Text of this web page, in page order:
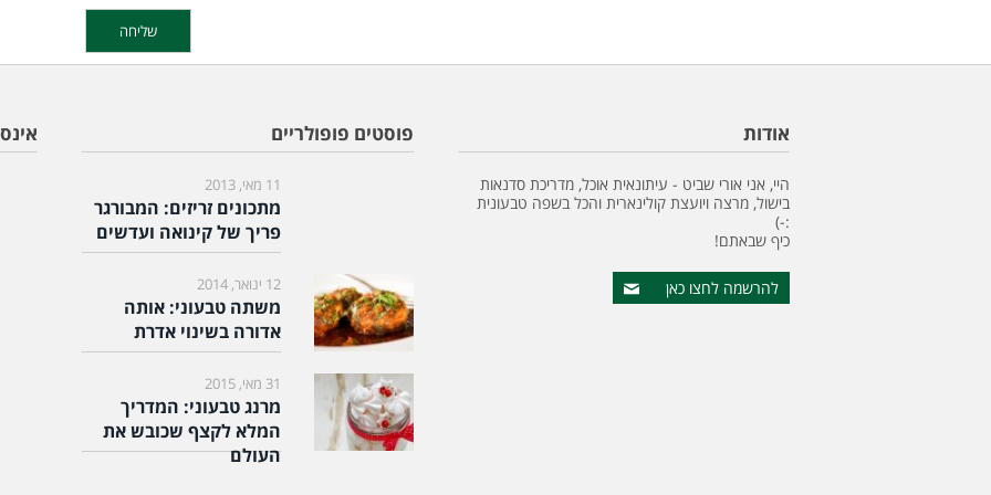
אודות
היי, אני אורי שביט - עיתונאית אוכל, מדריכת סדנאות
בישול, מרצה ויועצת קולינארית והכל בשפה טבעונית
:-)
כיף שבאתם!
להרשמה לחצו כאן
פוסטים פופולריים
11 מאי, 2013
מתכונים זריזים: המבורגר
פריך של קינואה ועדשים
12 ינואר, 2014
משתה טבעוני: אותה
אדורה בשינוי אדרת
31 מאי, 2015
מרנג טבעוני: המדריך
המלא לקצף שכובש את
העולם